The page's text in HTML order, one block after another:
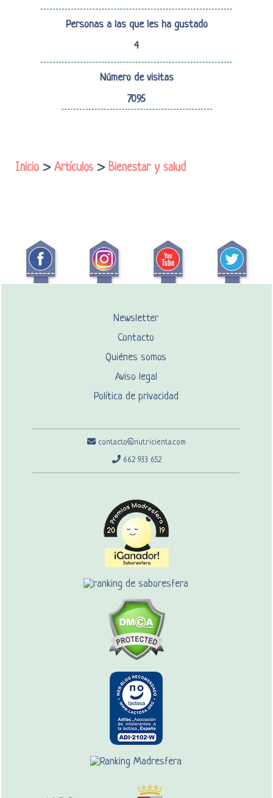
Personas a las que les ha gustado
4
Número de visitas
7095
Inicio > Artículos > Bienestar y salud
Newsletter
Contacto
Quiénes somos
Aviso legal
Política de privacidad
contacto@nutricienta.com
662 933 652